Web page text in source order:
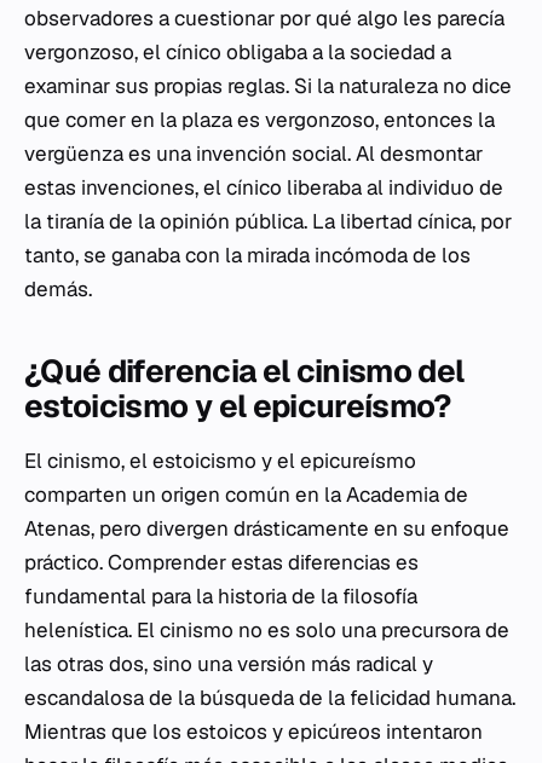
observadores a cuestionar por qué algo les parecía
vergonzoso, el cínico obligaba a la sociedad a
examinar sus propias reglas. Si la naturaleza no dice
que comer en la plaza es vergonzoso, entonces la
vergüenza es una invención social. Al desmontar
estas invenciones, el cínico liberaba al individuo de
la tiranía de la opinión pública. La libertad cínica, por
tanto, se ganaba con la mirada incómoda de los
demás.
¿Qué diferencia el cinismo del
estoicismo y el epicureísmo?
El cinismo, el estoicismo y el epicureísmo
comparten un origen común en la Academia de
Atenas, pero divergen drásticamente en su enfoque
práctico. Comprender estas diferencias es
fundamental para la historia de la filosofía
helenística. El cinismo no es solo una precursora de
las otras dos, sino una versión más radical y
escandalosa de la búsqueda de la felicidad humana.
Mientras que los estoicos y epicúreos intentaron